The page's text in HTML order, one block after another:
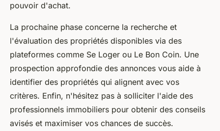
pouvoir d'achat.
La prochaine phase concerne la recherche et
l'évaluation des propriétés disponibles via des
plateformes comme Se Loger ou Le Bon Coin. Une
prospection approfondie des annonces vous aide à
identifier des propriétés qui alignent avec vos
critères. Enfin, n'hésitez pas à solliciter l'aide des
professionnels immobiliers pour obtenir des conseils
avisés et maximiser vos chances de succès.